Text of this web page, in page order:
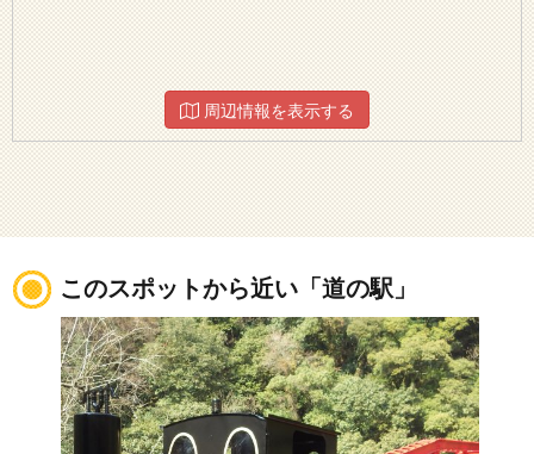
周辺情報を表示する
このスポットから近い「道の駅」